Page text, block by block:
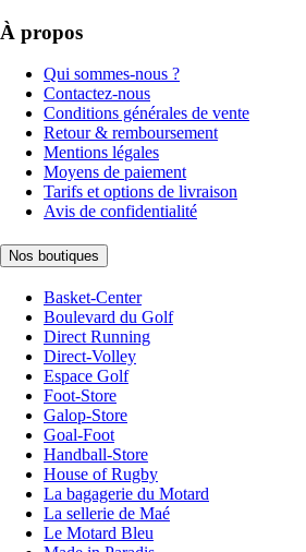
À propos
Qui sommes-nous ?
Contactez-nous
Conditions générales de vente
Retour & remboursement
Mentions légales
Moyens de paiement
Tarifs et options de livraison
Avis de confidentialité
Nos boutiques
Basket-Center
Boulevard du Golf
Direct Running
Direct-Volley
Espace Golf
Foot-Store
Galop-Store
Goal-Foot
Handball-Store
House of Rugby
La bagagerie du Motard
La sellerie de Maé
Le Motard Bleu